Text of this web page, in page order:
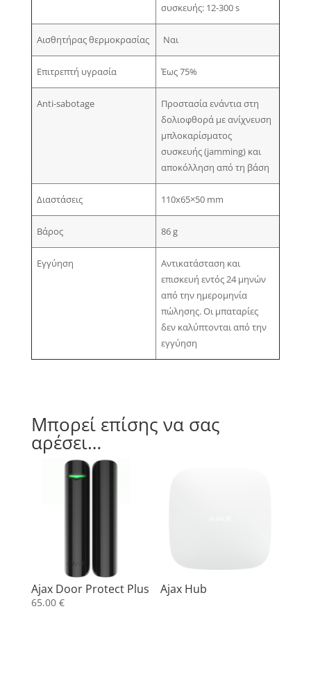
συσκευής: 12-300 s
Αισθητήρας θερμοκρασίας Ναι
Επιτρεπτή υγρασία Έως 75%
Anti-sabotage
Προστασία ενάντια στη
δολιοφθορά με ανίχνευση
μπλοκαρίσματος
συσκευής (jamming) και
αποκόλληση από τη βάση
Διαστάσεις 110х65×50 mm
Βάρος 86 g
Εγγύηση
Αντικατάσταση και
επισκευή εντός 24 μηνών
από την ημερομηνία
πώλησης. Οι μπαταρίες
δεν καλύπτονται από την
εγγύηση
Μπορεί επίσης να σας
αρέσει…
Ajax Door Protect Plus
65.00 €
Ajax Hub